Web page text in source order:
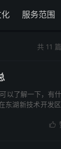
服务范围
共 11
以了解一下，有
东湖新技术开发区
